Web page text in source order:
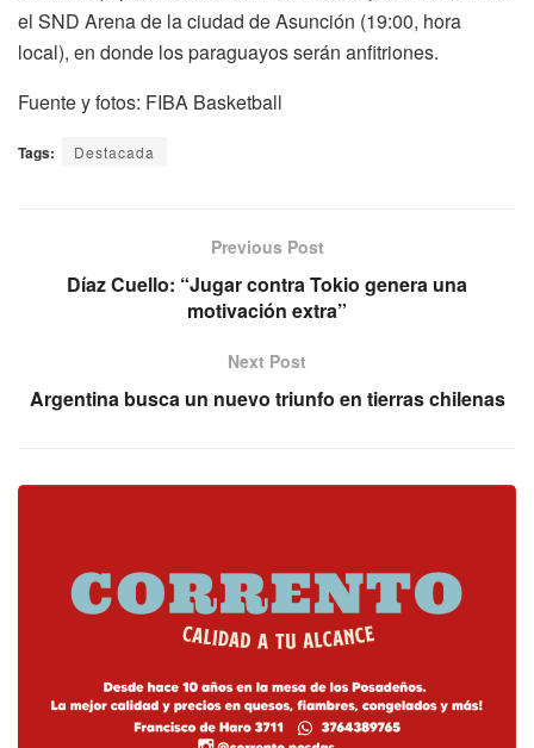
el SND Arena de la ciudad de Asunción (19:00, hora
local), en donde los paraguayos serán anfitriones.
Fuente y fotos: FIBA Basketball
Tags: Destacada
Previous Post
Díaz Cuello: “Jugar contra Tokio genera una
motivación extra”
Next Post
Argentina busca un nuevo triunfo en tierras chilenas